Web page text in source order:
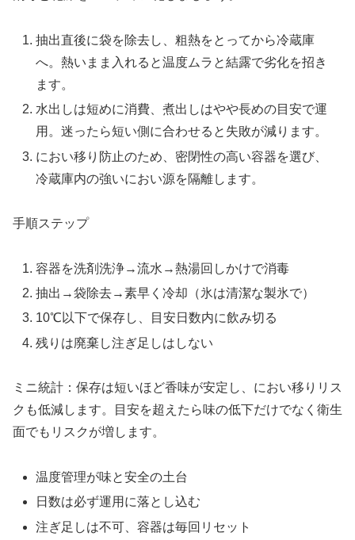
抽出直後に袋を除去し、粗熱をとってから冷蔵庫
へ。熱いまま入れると温度ムラと結露で劣化を招き
ます。
水出しは短めに消費、煮出しはやや長めの目安で運
用。迷ったら短い側に合わせると失敗が減ります。
におい移り防止のため、密閉性の高い容器を選び、
冷蔵庫内の強いにおい源を隔離します。
手順ステップ
容器を洗剤洗浄→流水→熱湯回しかけで消毒
抽出→袋除去→素早く冷却（氷は清潔な製氷で）
10℃以下で保存し、目安日数内に飲み切る
残りは廃棄し注ぎ足しはしない
ミニ統計：保存は短いほど香味が安定し、におい移りリス
クも低減します。目安を超えたら味の低下だけでなく衛生
面でもリスクが増します。
温度管理が味と安全の土台
日数は必ず運用に落とし込む
注ぎ足しは不可、容器は毎回リセット